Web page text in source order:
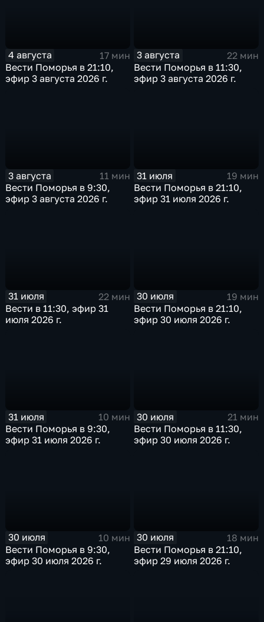
4 августа
17 мин
Вести Поморья в 21:10,
эфир 3 августа 2026 г.
3 августа
22 мин
Вести Поморья в 11:30,
эфир 3 августа 2026 г.
3 августа
11 мин
Вести Поморья в 9:30,
эфир 3 августа 2026 г.
31 июля
19 мин
Вести Поморья в 21:10,
эфир 31 июля 2026 г.
31 июля
22 мин
Вести в 11:30, эфир 31
июля 2026 г.
30 июля
19 мин
Вести Поморья в 21:10,
эфир 30 июля 2026 г.
31 июля
10 мин
Вести Поморья в 9:30,
эфир 31 июля 2026 г.
30 июля
21 мин
Вести Поморья в 11:30,
эфир 30 июля 2026 г.
30 июля
10 мин
Вести Поморья в 9:30,
эфир 30 июля 2026 г.
30 июля
18 мин
Вести Поморья в 21:10,
эфир 29 июля 2026 г.